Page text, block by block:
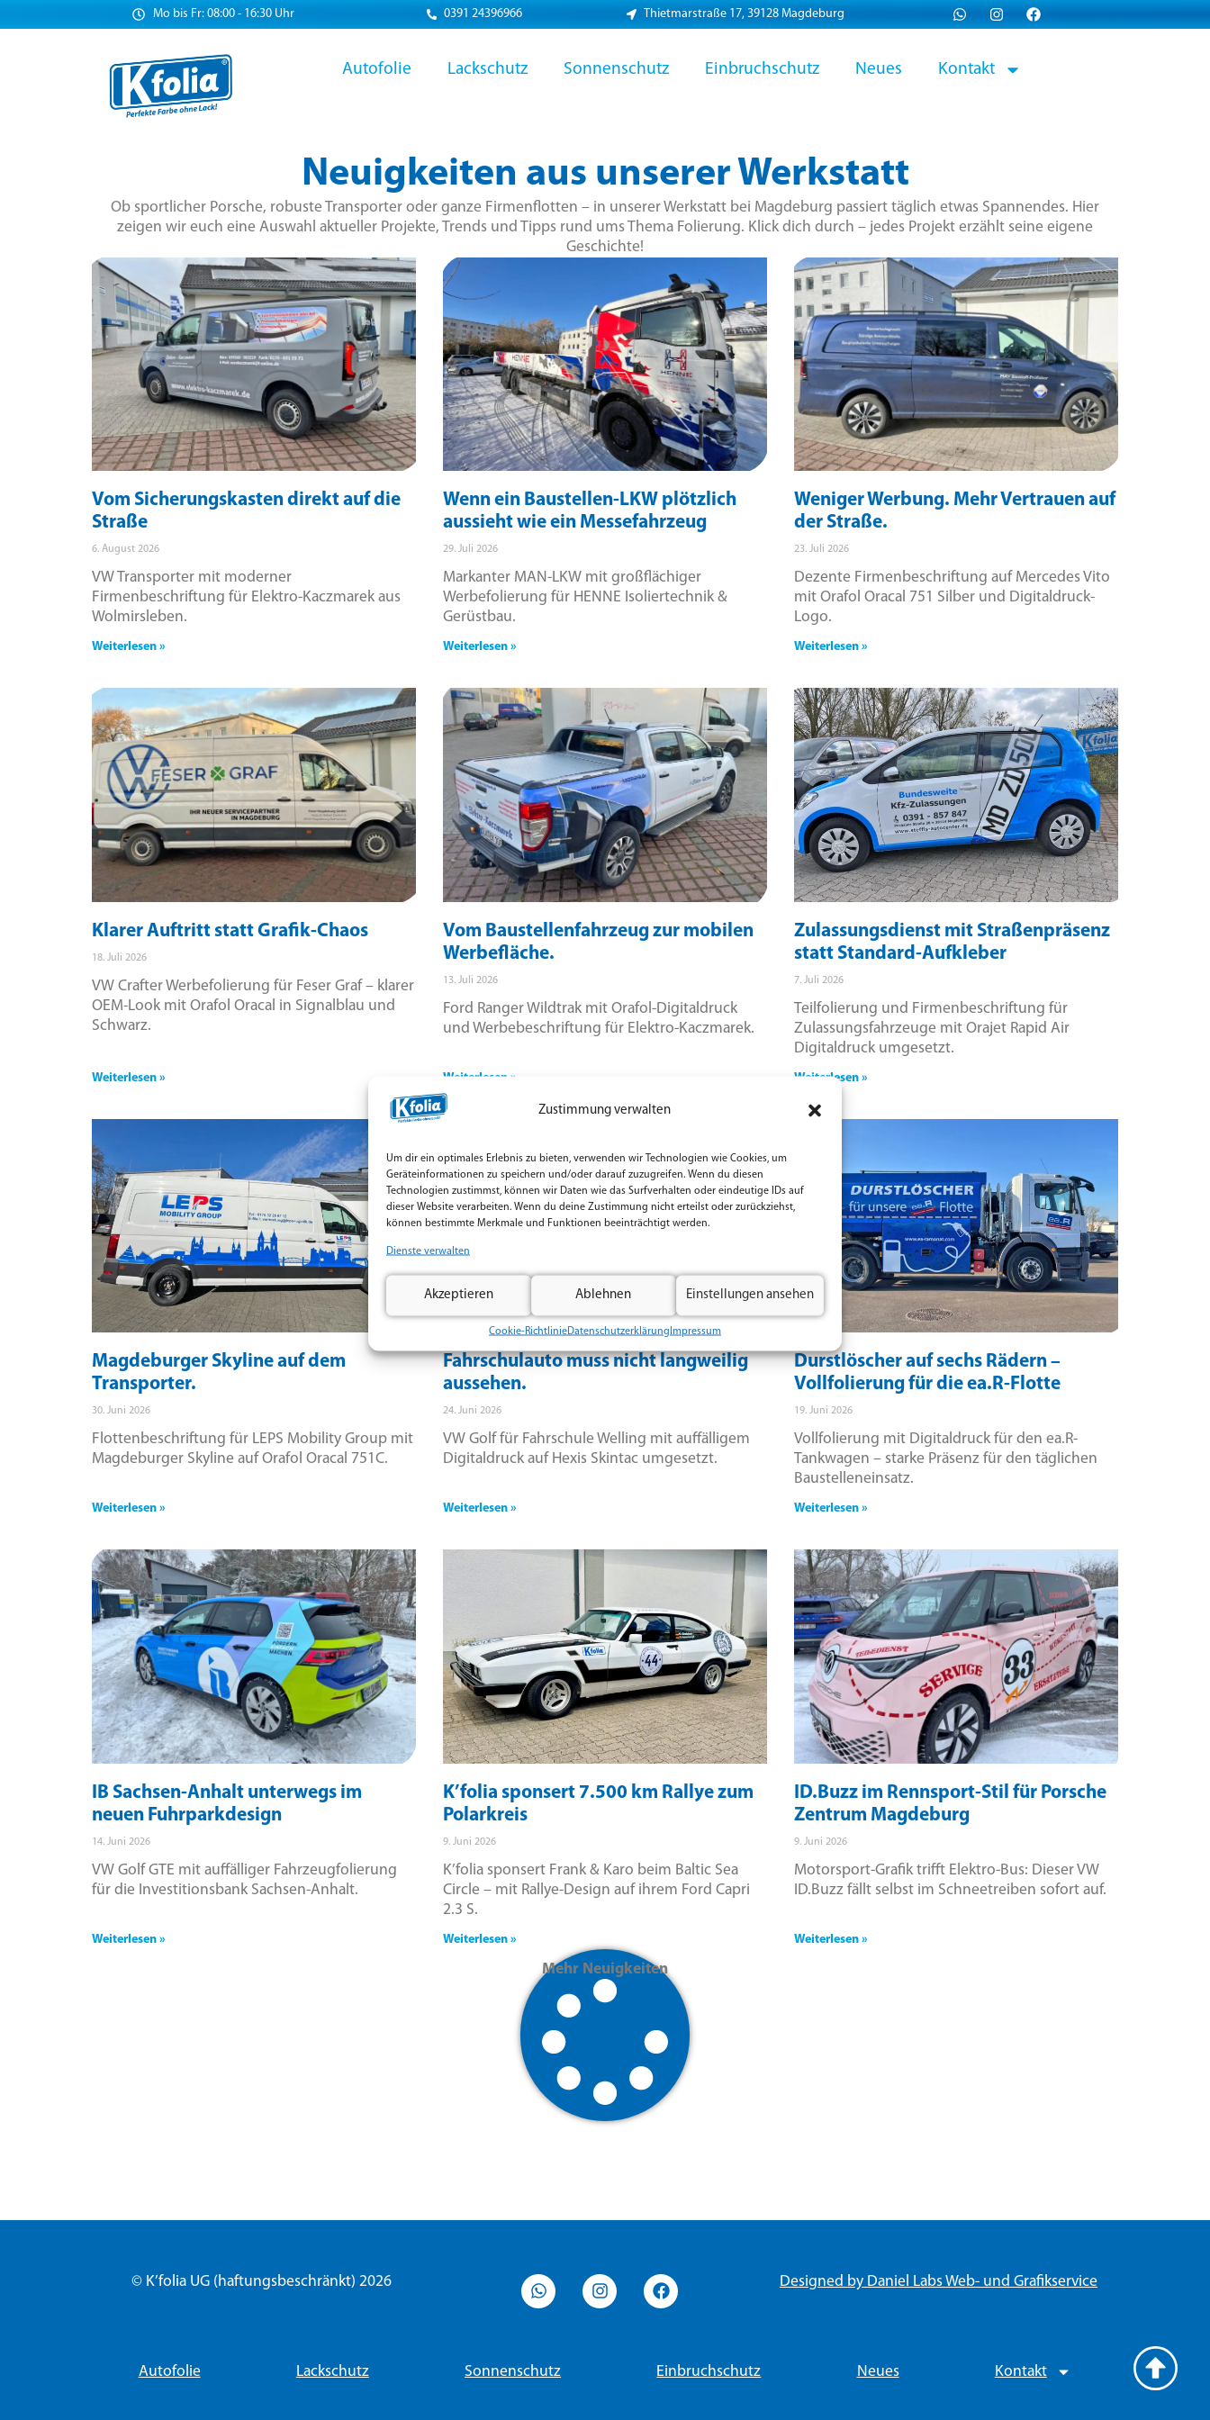
Zustimmung verwalten
Um dir ein optimales Erlebnis zu bieten, verwenden wir Technologien wie Cookies, um
Geräteinformationen zu speichern und/oder darauf zuzugreifen. Wenn du diesen
Technologien zustimmst, können wir Daten wie das Surfverhalten oder eindeutige IDs auf
dieser Website verarbeiten. Wenn du deine Zustimmung nicht erteilst oder zurückziehst,
können bestimmte Merkmale und Funktionen beeinträchtigt werden.
Dienste verwalten
Akzeptieren Ablehnen Einstellungen ansehen
Cookie-RichtlinieDatenschutzerklärung Impressum
Mo bis Fr: 08:00 - 16:30 Uhr 0391 24396966 Thietmarstraße 17, 39128 Magdeburg
Autofolie Lackschutz Sonnenschutz Einbruchschutz Neues Kontakt
Neuigkeiten aus unserer Werkstatt
Ob sportlicher Porsche, robuste Transporter oder ganze Firmenflotten – in unserer Werkstatt bei Magdeburg passiert täglich etwas Spannendes. Hier
zeigen wir euch eine Auswahl aktueller Projekte, Trends und Tipps rund ums Thema Folierung. Klick dich durch – jedes Projekt erzählt seine eigene
Geschichte!
Vom Sicherungskasten direkt auf die
Straße
6. August 2026
VW Transporter mit moderner
Firmenbeschriftung für Elektro-Kaczmarek aus
Wolmirsleben.
Weiterlesen »
Wenn ein Baustellen-LKW plötzlich
aussieht wie ein Messefahrzeug
29. Juli 2026
Markanter MAN-LKW mit großflächiger
Werbefolierung für HENNE Isoliertechnik &
Gerüstbau.
Weiterlesen »
Weniger Werbung. Mehr Vertrauen auf
der Straße.
23. Juli 2026
Dezente Firmenbeschriftung auf Mercedes Vito
mit Orafol Oracal 751 Silber und Digitaldruck-
Logo.
Weiterlesen »
Klarer Auftritt statt Grafik-Chaos
18. Juli 2026
VW Crafter Werbefolierung für Feser Graf – klarer
OEM-Look mit Orafol Oracal in Signalblau und
Schwarz.
Weiterlesen »
Vom Baustellenfahrzeug zur mobilen
Werbefläche.
13. Juli 2026
Ford Ranger Wildtrak mit Orafol-Digitaldruck
und Werbebeschriftung für Elektro-Kaczmarek.
Weiterlesen »
Zulassungsdienst mit Straßenpräsenz
statt Standard-Aufkleber
7. Juli 2026
Teilfolierung und Firmenbeschriftung für
Zulassungsfahrzeuge mit Orajet Rapid Air
Digitaldruck umgesetzt.
Weiterlesen »
Magdeburger Skyline auf dem
Transporter.
30. Juni 2026
Flottenbeschriftung für LEPS Mobility Group mit
Magdeburger Skyline auf Orafol Oracal 751C.
Weiterlesen »
Fahrschulauto muss nicht langweilig
aussehen.
24. Juni 2026
VW Golf für Fahrschule Welling mit auffälligem
Digitaldruck auf Hexis Skintac umgesetzt.
Weiterlesen »
Durstlöscher auf sechs Rädern –
Vollfolierung für die ea.R-Flotte
19. Juni 2026
Vollfolierung mit Digitaldruck für den ea.R-
Tankwagen – starke Präsenz für den täglichen
Baustelleneinsatz.
Weiterlesen »
IB Sachsen-Anhalt unterwegs im
neuen Fuhrparkdesign
14. Juni 2026
VW Golf GTE mit auffälliger Fahrzeugfolierung
für die Investitionsbank Sachsen-Anhalt.
Weiterlesen »
K’folia sponsert 7.500 km Rallye zum
Polarkreis
9. Juni 2026
K’folia sponsert Frank & Karo beim Baltic Sea
Circle – mit Rallye-Design auf ihrem Ford Capri
2.3 S.
Weiterlesen »
ID.Buzz im Rennsport-Stil für Porsche
Zentrum Magdeburg
9. Juni 2026
Motorsport-Grafik trifft Elektro-Bus: Dieser VW
ID.Buzz fällt selbst im Schneetreiben sofort auf.
Weiterlesen »
Mehr Neuigkeiten
© K’folia UG (haftungsbeschränkt) 2026 Designed by Daniel Labs Web- und Grafikservice
Autofolie Lackschutz Sonnenschutz Einbruchschutz Neues Kontakt